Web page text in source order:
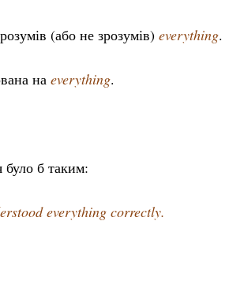
(або не зрозумів) everything.
на everything.
б таким:
everything correctly.